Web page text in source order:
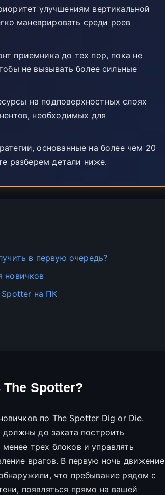
улучшениям вертикальной
маневрировать среди роев
приемника до тех пор, пока не
не вызывать более сильные
на подповерхностных слоях
необходимых для
основанные на более чем 20
разберем детали ниже.
в первую очередь?
новичков
Spotter на ПК
Spotter?
по The Spotter Dig or Die.
до заката построить
трех блоков и управлять
врагов. В первую ночь движение
что пребывание рядом с
появляться прямо на вашей